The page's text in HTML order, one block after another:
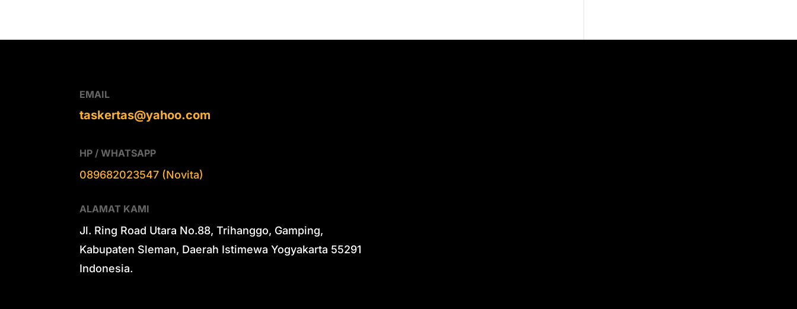
EMAIL
taskertas@yahoo.com
HP / WHATSAPP
089682023547 (Novita)
ALAMAT KAMI
Jl. Ring Road Utara No.88, Trihanggo, Gamping,
Kabupaten Sleman, Daerah Istimewa Yogyakarta 55291
Indonesia.